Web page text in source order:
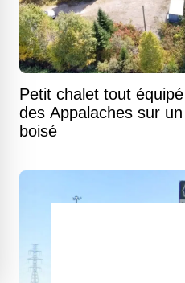
Petit chalet tout
des Appalaches sur
boisé